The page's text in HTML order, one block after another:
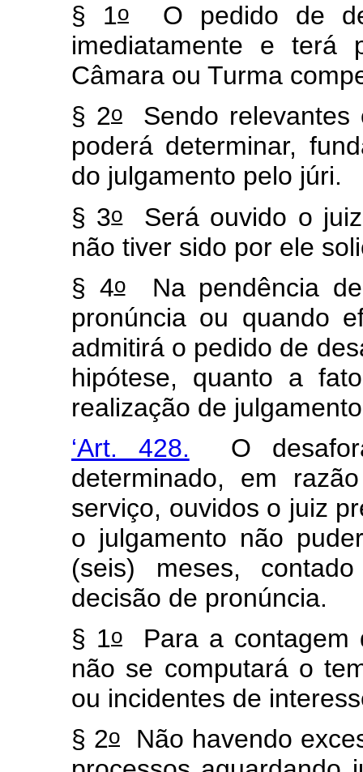
§ 1o O pedido de
imediatamente e terá
Câmara ou Turma
§ 2o Sendo relevantes
poderá determinar,
do julgamento pelo júri.
§ 3oSerá ouvido o juiz
não tiver sido por ele
§ 4oNa pendência de
pronúncia ou quando
admitirá o pedido de
hipótese, quanto a
realização de
‘Art. 428. O
determinado, em
serviço, ouvidos o juiz
o julgamento não
(seis) meses,
decisão de pronúncia.
§ 1o Para a contagem
não se computará o
ou incidentes de
§ 2o Não havendo